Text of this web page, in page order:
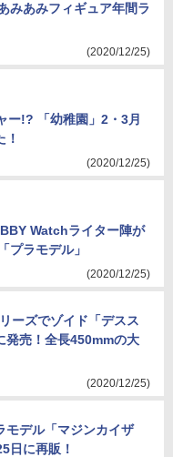
みあみフィギュア年間ラ
(2020/12/25)
ー!? 「幼稚園」2・3月
(2020/12/25)
Watchライター陣が
プラモデル」
(2020/12/25)
ーズでゾイド「デスス
発売！全長450mmの大
(2020/12/25)
モデル「マジンカイザ
日に再販！